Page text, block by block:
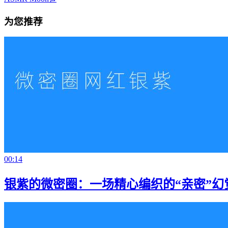
为您推荐
00:14
银紫的微密圈：一场精心编织的“亲密”幻